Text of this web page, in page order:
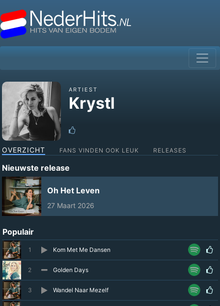
ARTIEST
Krystl
OVERZICHT FANS VINDEN OOK LEUK RELEASES
Nieuwste release
Oh Het Leven
27 Maart 2026
Populair
1 Kom Met Me Dansen
2 Golden Days
3 Wandel Naar Mezelf